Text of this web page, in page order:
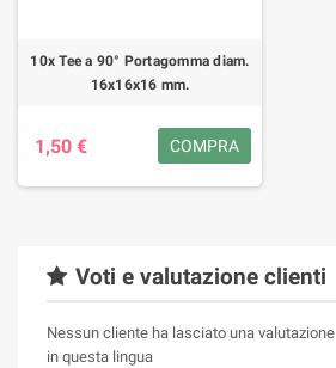
10x Tee a 90° Portagomma diam.
16x16x16 mm.
1,50 € COMPRA
Voti e valutazione clienti
Nessun cliente ha lasciato una valutazione
in questa lingua